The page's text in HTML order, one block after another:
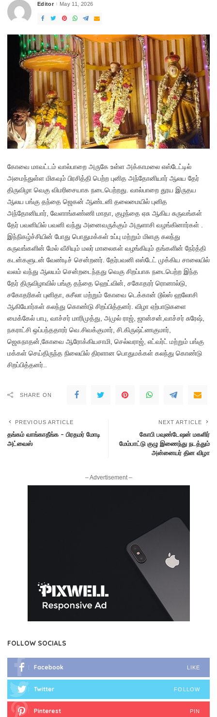
Posted
Editor May 11, 2026
கோவை மாவட்டம் வால்பாறை அருகே உள்ள அக்காமலை எஸ்டேட்டில்
அமைந்துள்ள மிகவும் பிரசித்தி பெற்ற புனித அந்தோனியார் ஆலய தேர்
திருவிழா வெகு விமரிசையாக நடைபெற்றது. வால்பாறை தூய இருதய
ஆலய பங்கு தந்தை ஜெகன் ஆண்டனி தலைமையில் புனித
அந்தோனியார், வேளாங்கண்ணி மாதா, குழந்தை ஏசு ஆகிய சுருவங்கள்
தேர் பவனியில் பவனி வந்து அனைவருக்கும் அருளாசி வழங்கினார்கள் .
இந்நிகழ்ச்சியின் போது பொதுமக்கள் உப்பு மற்றும் மிளகு கலந்து
சுருவங்களின் மேல் வீசியும் மலர் மாலைகள் வழங்கியும் தங்களின் நேர்த்தி
கடன்களுடன் வேண்டிச் சென்றனர். தேர்பவனி எஸ்டேட் முக்கிய சாலையில்
வலம் வந்து ஆலயம் சென்றடைந்தது வெகு சிறப்பாக நடைபெற்ற இந்த
தேர் திருவிழாவில் பங்கு தந்தை ஹெட்வின், சகோதரர் ரொனால்டு,
சகோதரிகள் புனிதா, சுசீலா மற்றும் கோவை டெக்கான் டூல்ஸ் ஹலோசி
ஆகியோர்கள் கலந்து கொண்டு சிறப்பித்தனர். விழா ஏற்பாடுகளை
மைக்கேல் பாபு, வாச்சர் மாரிமுத்து, அமுல் ராஜ், ஜான்சன்,வாச்சர் சுரேஷ்,
நகராட்சி ஒப்பந்ததாரர் வெ.சிவக்குமார், சி.கிருஷ்ட்ணகுமார்,
ஜெகநாதன்,கோவை ஆரோக்கியசாமி, செல்வராஜ், எட்வர்ட் மற்றும் பங்கு
மக்கள் செய்திருந்த நிலையில் திரளான பொதுமக்கள் கலந்து கொண்டு
சிறப்பித்தனர்..
SHARE ON
PREVIOUS ARTICLE
தங்கம் வாங்காதீங்க – பிரதமர் மோடி
அட்வைஸ்
NEXT ARTICLE
கோபி பவுண்டேஷன் மகளிர்
மேம்பாட்டு குழு இணைந்து நடத்தும்
அன்னையர் தின விழா
– Advertisement –
FOLLOW SOCIALS
Facebook LIKE
Twitter FOLLOW
Pinterest PIN